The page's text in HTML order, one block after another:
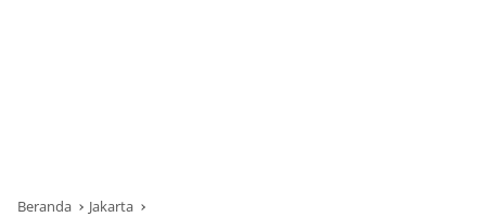
Beranda Jakarta